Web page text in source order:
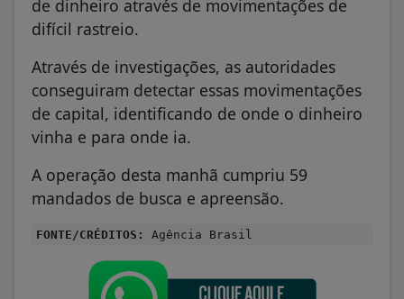
de dinheiro através de movimentações de
difícil rastreio.
Através de investigações, as autoridades
conseguiram detectar essas movimentações
de capital, identificando de onde o dinheiro
vinha e para onde ia.
A operação desta manhã cumpriu 59
mandados de busca e apreensão.
FONTE/CRÉDITOS: Agência Brasil